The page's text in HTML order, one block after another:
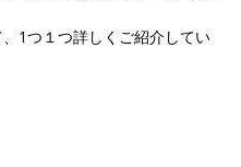
1つ１つ詳しくご紹介してい